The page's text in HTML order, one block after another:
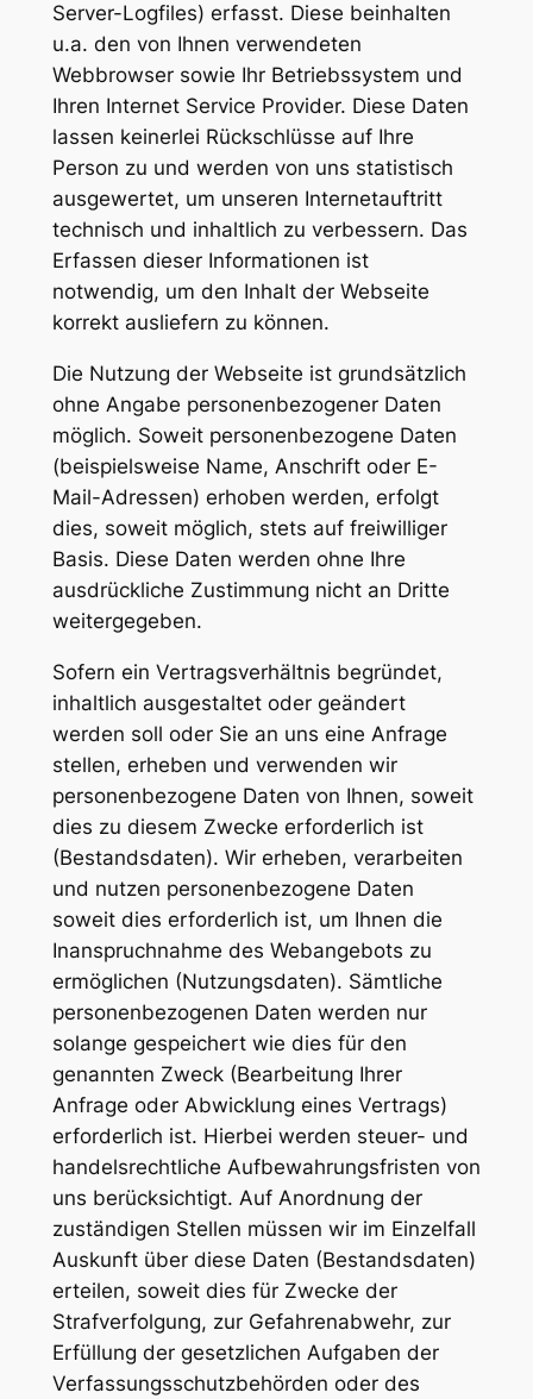
Server-Logfiles) erfasst. Diese beinhalten
u.a. den von Ihnen verwendeten
Webbrowser sowie Ihr Betriebssystem und
Ihren Internet Service Provider. Diese Daten
lassen keinerlei Rückschlüsse auf Ihre
Person zu und werden von uns statistisch
ausgewertet, um unseren Internetauftritt
technisch und inhaltlich zu verbessern. Das
Erfassen dieser Informationen ist
notwendig, um den Inhalt der Webseite
korrekt ausliefern zu können.
Die Nutzung der Webseite ist grundsätzlich
ohne Angabe personenbezogener Daten
möglich. Soweit personenbezogene Daten
(beispielsweise Name, Anschrift oder E-
Mail-Adressen) erhoben werden, erfolgt
dies, soweit möglich, stets auf freiwilliger
Basis. Diese Daten werden ohne Ihre
ausdrückliche Zustimmung nicht an Dritte
weitergegeben.
Sofern ein Vertragsverhältnis begründet,
inhaltlich ausgestaltet oder geändert
werden soll oder Sie an uns eine Anfrage
stellen, erheben und verwenden wir
personenbezogene Daten von Ihnen, soweit
dies zu diesem Zwecke erforderlich ist
(Bestandsdaten). Wir erheben, verarbeiten
und nutzen personenbezogene Daten
soweit dies erforderlich ist, um Ihnen die
Inanspruchnahme des Webangebots zu
ermöglichen (Nutzungsdaten). Sämtliche
personenbezogenen Daten werden nur
solange gespeichert wie dies für den
genannten Zweck (Bearbeitung Ihrer
Anfrage oder Abwicklung eines Vertrags)
erforderlich ist. Hierbei werden steuer- und
handelsrechtliche Aufbewahrungsfristen von
uns berücksichtigt. Auf Anordnung der
zuständigen Stellen müssen wir im Einzelfall
Auskunft über diese Daten (Bestandsdaten)
erteilen, soweit dies für Zwecke der
Strafverfolgung, zur Gefahrenabwehr, zur
Erfüllung der gesetzlichen Aufgaben der
Verfassungsschutzbehörden oder des